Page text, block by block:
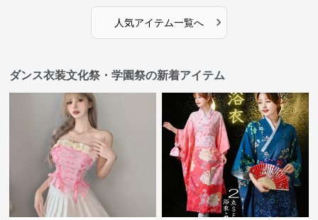
人気アイテム一覧へ ›
ダンス衣装文化祭・学園祭の新着アイテム